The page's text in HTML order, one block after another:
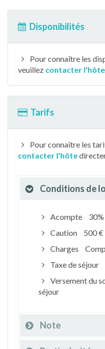
Disponibilités
Pour connaître les
veuillez contacter l'hôte
Tarifs
Pour connaître les
contacter l'hôte
Conditions de
Acompte
Caution
500 €
Charges
Taxe de séjour
Versement du
séjour
Note